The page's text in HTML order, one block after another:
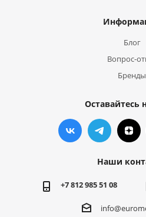
Блог
Вопрос-
Бренды
Оставайтесь
Наши
+7 812 985 51 08